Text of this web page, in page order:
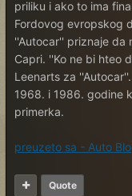
priliku i ako to ima
Fordovog evropskog
''Autocar'' priznaje da
Capri. ''Ko ne bi hteo
Leenarts za
1968. i 1986. godine
primerka.
preuzeto sa - Auto
Quote